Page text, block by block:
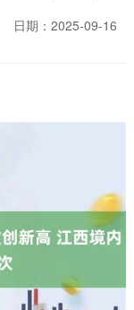
日期：2025-09-16